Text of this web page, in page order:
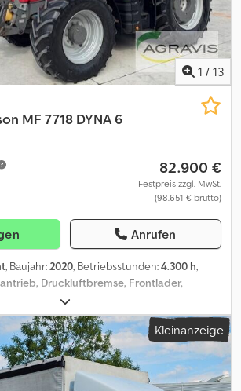
1 / 13
MF 7718 DYNA 6
82.900 €
Festpreis zzgl. MwSt.
(98.651 € brutto)
Anrufen
, Baujahr:2020, Betriebsstunden:4.300 h,
Druckluftbremse, Frontlader,
, MF 7718 DYNA 6 ESSENTIAL (0011)
DYNA 6 ESSEN (0020) Bh (0030)
VKKMX72BALB169031 (0050)
(0060) SCR/Ad Blue (0070)
DPF (0090) Tubo (0100)
Anzahl Zylinder Motor: 6 (0120) Allrad
Kleinanzeige